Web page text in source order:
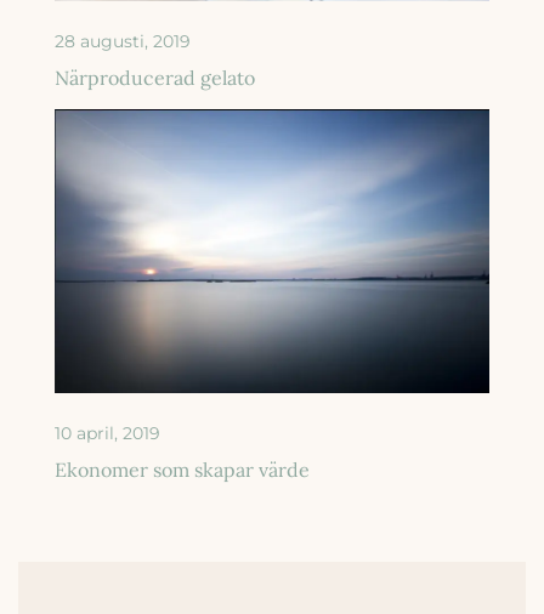
28 augusti, 2019
Närproducerad gelato
10 april, 2019
Ekonomer som skapar värde